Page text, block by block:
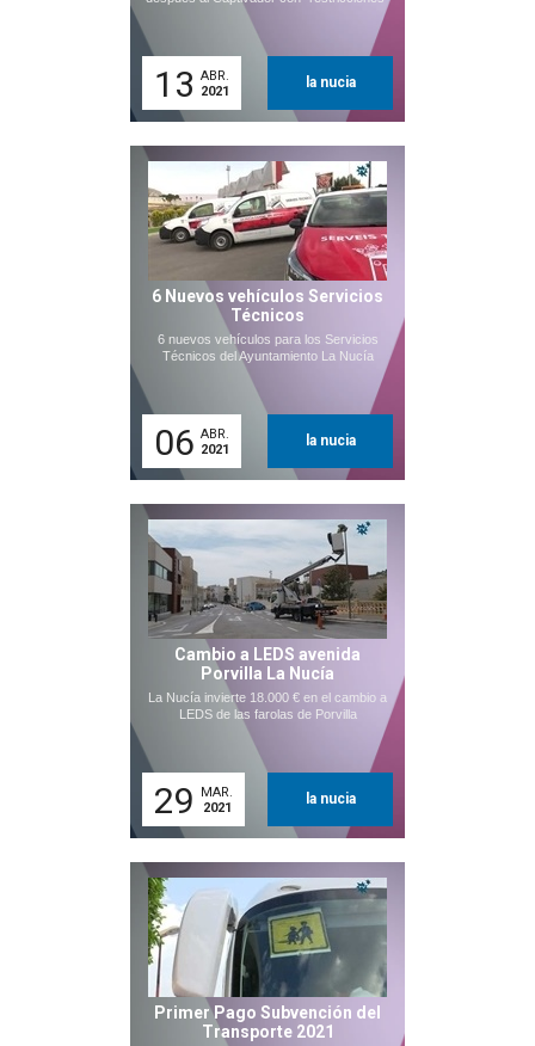
13 ABR.
2021
la nucia
6 Nuevos vehículos Servicios
Técnicos
6 nuevos vehículos para los Servicios
Técnicos del Ayuntamiento La Nucía
06 ABR.
2021
la nucia
Cambio a LEDS avenida
Porvilla La Nucía
La Nucía invierte 18.000 € en el cambio a
LEDS de las farolas de Porvilla
29
MAR.
2021
la nucia
Primer Pago Subvención del
Transporte 2021